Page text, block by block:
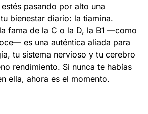
pasando por alto una
bienestar diario: la tiamina.
fama de la C o la D, la B1 —como
es una auténtica aliada para
tu sistema nervioso y tu cerebro
rendimiento. Si nunca te habías
ella, ahora es el momento.